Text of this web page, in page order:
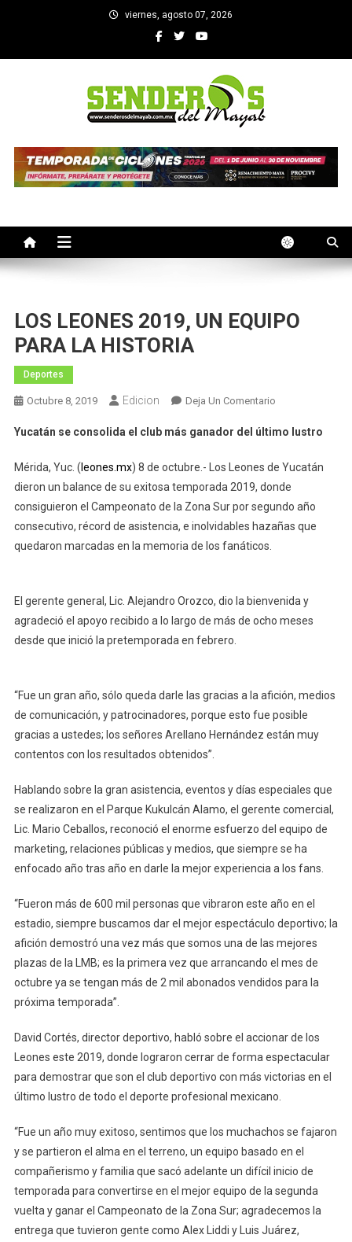
viernes, agosto 07, 2026
SENDEROS DEL MAYAB
LOS LEONES 2019, UN EQUIPO
PARA LA HISTORIA
Deportes
Octubre 8, 2019 Edicion Deja Un ComentarioEn
LEONES
UN
EQUIPO
PARA
LA
Yucatán se consolida el club más ganador del último lustro
Mérida, Yuc. ( leones.mx) 8 de octubre.- Los Leones de Yucatán
dieron un balance de su exitosa temporada 2019, donde
consiguieron el Campeonato de la Zona Sur por segundo año
consecutivo, récord de asistencia, e inolvidables hazañas que
quedaron marcadas en la memoria de los fanáticos.
El gerente general, Lic. Alejandro Orozco, dio la bienvenida y
agradeció el apoyo recibido a lo largo de más de ocho meses
desde que inició la pretemporada en febrero.
“Fue un gran año, sólo queda darle las gracias a la afición, medios
de comunicación, y patrocinadores, porque esto fue posible
gracias a ustedes; los señores Arellano Hernández están muy
contentos con los resultados obtenidos”.
Hablando sobre la gran asistencia, eventos y días especiales que
se realizaron en el Parque Kukulcán Alamo, el gerente comercial,
Lic. Mario Ceballos, reconoció el enorme esfuerzo del equipo de
marketing, relaciones públicas y medios, que siempre se ha
enfocado año tras año en darle la mejor experiencia a los fans.
“Fueron más de 600 mil personas que vibraron este año en el
estadio, siempre buscamos dar el mejor espectáculo deportivo; la
afición demostró una vez más que somos una de las mejores
plazas de la LMB; es la primera vez que arrancando el mes de
octubre ya se tengan más de 2 mil abonados vendidos para la
próxima temporada”.
David Cortés, director deportivo, habló sobre el accionar de los
Leones este 2019, donde lograron cerrar de forma espectacular
para demostrar que son el club deportivo con más victorias en el
último lustro de todo el deporte profesional mexicano.
“Fue un año muy exitoso, sentimos que los muchachos se fajaron
y se partieron el alma en el terreno, un equipo basado en el
compañerismo y familia que sacó adelante un difícil inicio de
temporada para convertirse en el mejor equipo de la segunda
vuelta y ganar el Campeonato de la Zona Sur; agradecemos la
entrega que tuvieron gente como Alex Liddi y Luis Juárez,